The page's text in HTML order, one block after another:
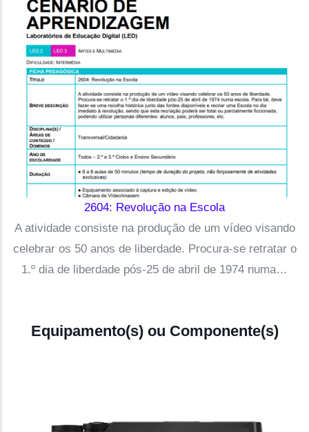
2604: Revolução na Escola
A atividade consiste na produção de um vídeo visando
celebrar os 50 anos de liberdade. Procura-se retratar o
1.º dia de liberdade pós-25 de abril de 1974 numa…
Equipamento(s) ou Componente(s)